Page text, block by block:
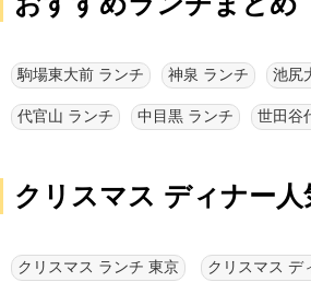
駒場東大前 ランチ 神泉 ランチ 池尻
代官山 ランチ 中目黒 ランチ 世田谷
クリスマス ディナー人
クリスマス ランチ 東京 クリスマス デ